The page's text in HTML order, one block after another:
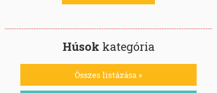
Húsok kategória
Összes listázása »